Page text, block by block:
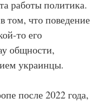
работы политика.
том, что поведение
то его
общности,
украинцы.
после 2022 года,